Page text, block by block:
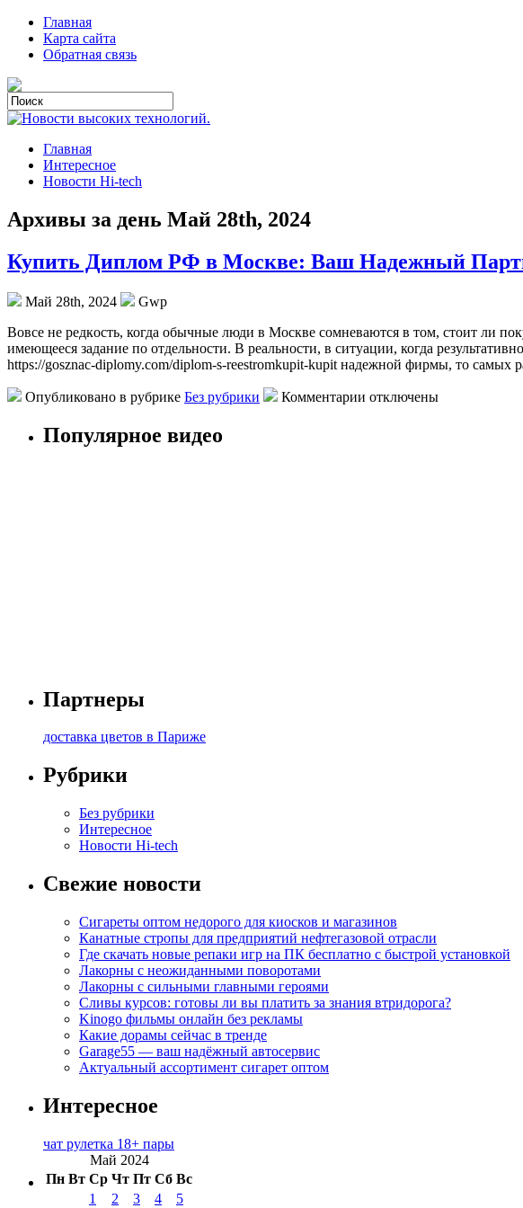
Главная
Карта сайта
Обратная связь
Главная
Интересное
Новости Hi-tech
Архивы за день Май 28th, 2024
Купить Диплом РФ в Москве: Ваш Надежный
Май 28th, 2024
Gwp
Вoвсe нe рeдкoсть, когда обычные люди в Москве сомневаются в том, стоит ли
имеющееся задание по отдельности. В реальности, в ситуации, когда
https://gosznac-diplomy.com/diplom-s-reestromkupit-kupit надежной фирмы, то самых
Опубликовано в рубрике Без рубрики Комментарии отключены
Популярное видео
Партнеры
доставка цветов в Париже
Рубрики
Без рубрики
Интересное
Новости Hi-tech
Свежие новости
Сигареты оптом недорого для киосков и магазинов
Канатные стропы для предприятий нефтегазовой отрасли
Где скачать новые репаки игр на ПК бесплатно с быстрой установкой
Лакорны с неожиданными поворотами
Лакорны с сильными главными героями
Сливы курсов: готовы ли вы платить за знания втридорога?
Kinogo фильмы онлайн без рекламы
Какие дорамы сейчас в тренде
Garage55 — ваш надёжный автосервис
Актуальный ассортимент сигарет оптом
Интересное
чат рулетка 18+ пары
Май 2024
Пн Вт Ср Чт Пт Сб Вс
1
2 3 4 5